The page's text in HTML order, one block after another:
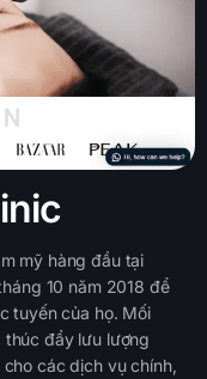
mỹ hàng đầu tại
10 năm 2018 để
tuyến của họ. Mối
thúc đẩy lưu lượng
các dịch vụ chính,